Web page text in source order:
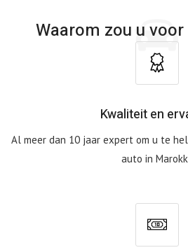
Waarom zou u
Kwaliteit en
Al meer dan 10 jaar expert om u te
auto in